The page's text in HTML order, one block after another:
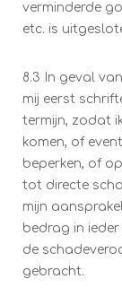
verminderde
etc. is
8.3 In geval
mij eerst
termijn, zodat
komen, of
beperken, of
tot directe
mijn
bedrag in
de
gebracht.